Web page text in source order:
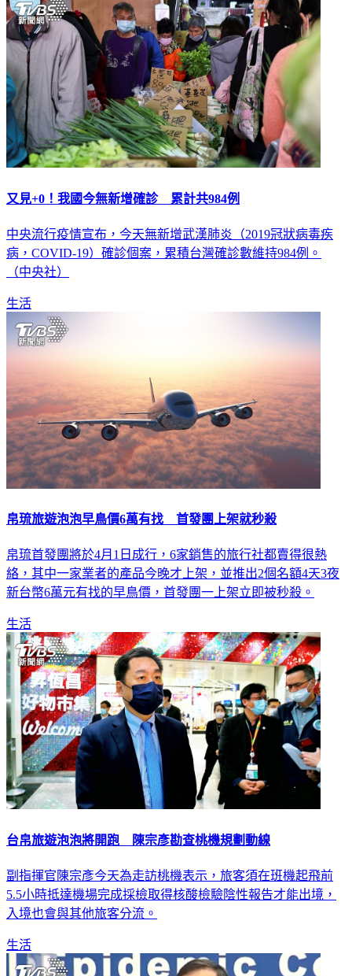
又見+0！我國今無新增確診 累計共984例
中央流行疫情宣布，今天無新增武漢肺炎（2019冠狀病毒疾
病，COVID-19）確診個案，累積台灣確診數維持984例。
（中央社）
生活
帛琉旅遊泡泡早鳥價6萬有找 首發團上架就秒殺
帛琉首發團將於4月1日成行，6家銷售的旅行社都賣得很熱
絡，其中一家業者的產品今晚才上架，並推出2個名額4天3夜
新台幣6萬元有找的早鳥價，首發團一上架立即被秒殺。
生活
台帛旅遊泡泡將開跑 陳宗彥勘查桃機規劃動線
副指揮官陳宗彥今天為走訪桃機表示，旅客須在班機起飛前
5.5小時抵達機場完成採檢取得核酸檢驗陰性報告才能出境，
入境也會與其他旅客分流。
生活